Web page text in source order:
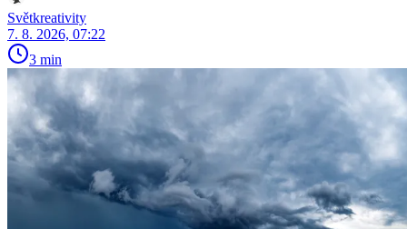
Světkreativity
7. 8. 2026, 07:22
3 min